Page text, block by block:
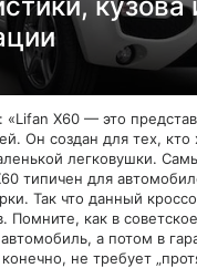
X60 — это
Он создан для тех, кто
легковушки.
типичен для
Так что данный
Помните, как в
а потом в
не требует